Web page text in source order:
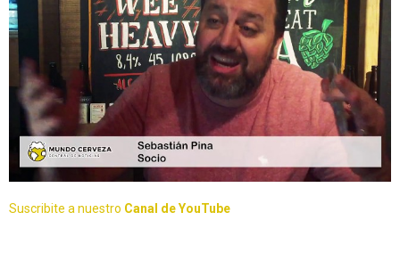
Suscribite a nuestro Canal de YouTube